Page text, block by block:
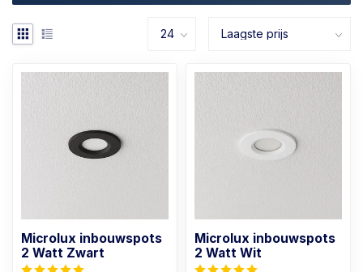
Microlux inbouwspots
2 Watt Zwart
Microlux inbouwspots
2 Watt Wit